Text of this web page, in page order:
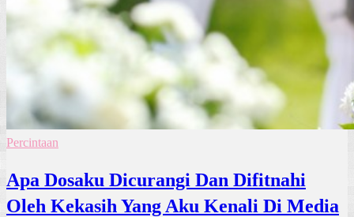
Percintaan
Apa Dosaku Dicurangi Dan Difitnahi
Oleh Kekasih Yang Aku Kenali Di Media